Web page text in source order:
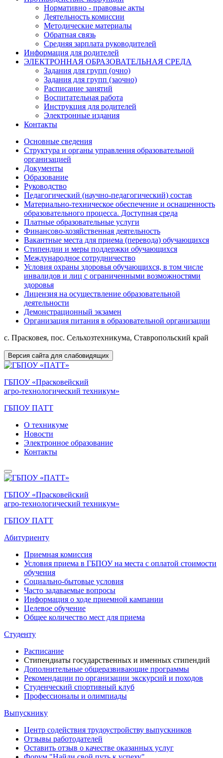
Нормативно - правовые акты
Деятельность комиссии
Методические материалы
Обратная связь
Средняя зарплата руководителей
Информация для родителей
ЭЛЕКТРОННАЯ ОБРАЗОВАТЕЛЬНАЯ СРЕДА
Задания для групп (очно)
Задания для групп (заочно)
Расписание занятий
Воспитательная работа
Инструкция для родителей
Электронные издания
Контакты
Основные сведения
Структура и органы управления образовательной
организацией
Документы
Образование
Руководство
Педагогический (научно-педагогический) состав
Материально-техническое обеспечение и оснащенность
образовательного процесса. Доступная среда
Платные образовательные услуги
Финансово-хозяйственная деятельность
Вакантные места для приема (перевода) обучающихся
Стипендии и меры поддержки обучающихся
Международное сотрудничество
Условия охраны здоровья обучающихся, в том числе
инвалидов и лиц с ограниченными возможностями
здоровья
Лицензия на осуществление образовательной
деятельности
Демонстрационный экзамен
Организация питания в образовательной организации
с. Прасковея, пос. Сельхозтехникума, Ставропольский край
Версия сайта для слабовидящих
ГБПОУ «Прасковейский
агро-технологический техникум»
ГБПОУ ПАТТ
О техникуме
Новости
Электронное образование
Контакты
ГБПОУ «Прасковейский
агро-технологический техникум»
ГБПОУ ПАТТ
Абитуриенту
Приемная комиссия
Условия приема в ГБПОУ на места с оплатой стоимости
обучения
Социально-бытовые условия
Часто задаваемые вопросы
Информация о ходе приемной кампании
Целевое обучение
Общее количество мест для приема
Студенту
Расписание
Стипендиаты государственных и именных стипендий
Дополнительные общеразвивающие программы
Рекомендации по организации экскурсий и походов
Студенческий спортивный клуб
Профессионалы и олимпиады
Выпускнику
Центр содействия трудоустройству выпускников
Отзывы работодателей
Оставить отзыв о качестве оказанных услуг